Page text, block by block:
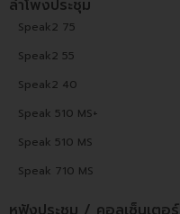
ลำโพงประชุม
Speak2 75
Speak2 55
Speak2 40
Speak 510 MS+
Speak 510 MS
Speak 710 MS